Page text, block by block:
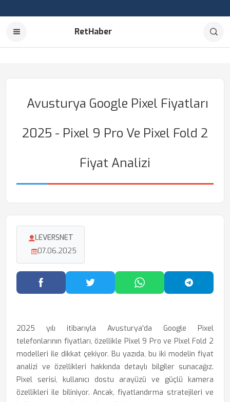
RetHaber
Avusturya Google Pixel Fiyatları
2025 - Pixel 9 Pro Ve Pixel Fold 2
Fiyat Analizi
LEVERSNET
07.06.2025
Facebook'ta PaylaşTwitter'da PaylaşWhatsApp'ta Paylaş
2025 yılı itibarıyla Avusturya'da Google Pixel
telefonlarının fiyatları, özellikle Pixel 9 Pro ve Pixel Fold 2
modelleri ile dikkat çekiyor. Bu yazıda, bu iki modelin fiyat
analizi ve özellikleri hakkında detaylı bilgiler sunacağız.
Pixel serisi, kullanıcı dostu arayüzü ve güçlü kamera
özellikleri ile biliniyor. Ancak, fiyatlandırma stratejileri ve